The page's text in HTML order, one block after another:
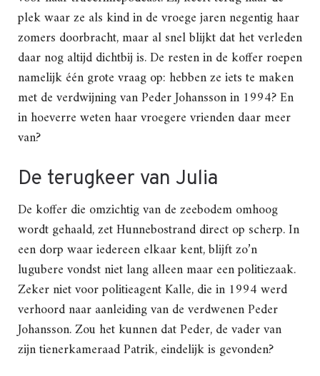
plek waar ze als kind in de vroege jaren negentig haar
zomers doorbracht, maar al snel blijkt dat het verleden
daar nog altijd dichtbij is. De resten in de koffer roepen
namelijk één grote vraag op: hebben ze iets te maken
met de verdwijning van Peder Johansson in 1994? En
in hoeverre weten haar vroegere vrienden daar meer
van?
De terugkeer van Julia
De koffer die omzichtig van de zeebodem omhoog
wordt gehaald, zet Hunnebostrand direct op scherp. In
een dorp waar iedereen elkaar kent, blijft zo’n
lugubere vondst niet lang alleen maar een politiezaak.
Zeker niet voor politieagent Kalle, die in 1994 werd
verhoord naar aanleiding van de verdwenen Peder
Johansson. Zou het kunnen dat Peder, de vader van
zijn tienerkameraad Patrik, eindelijk is gevonden?